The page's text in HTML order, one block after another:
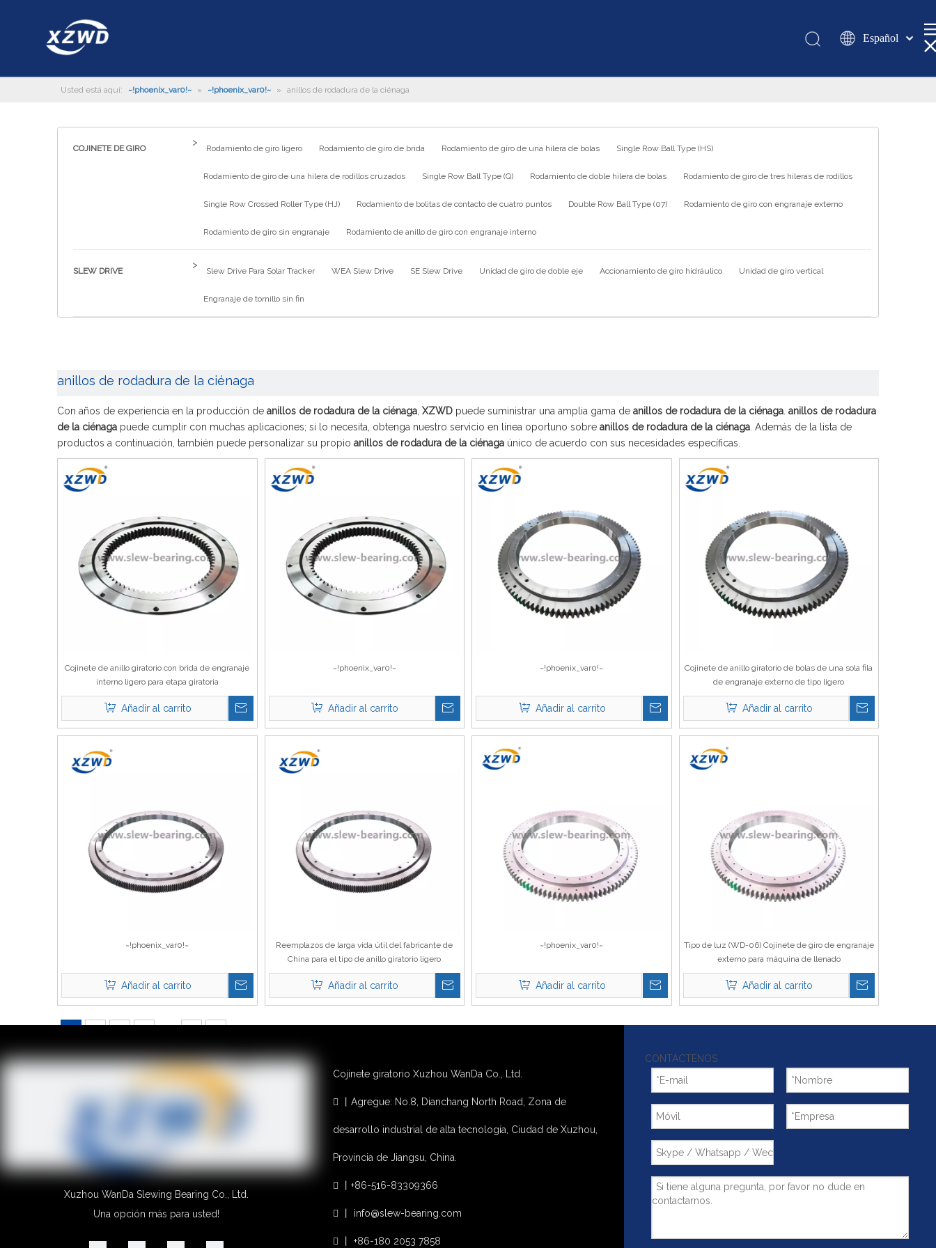
Español
românesc
Usted está aquí: ~!phoenix_var0!~ » ~!phoenix_var0!~ » anillos de rodadura de la ciénaga
COJINETE DE GIRO
>
Rodamiento de giro ligero Rodamiento de giro de brida Rodamiento de giro de una hilera de bolas Single Row Ball Type (HS)
Rodamiento de giro de una hilera de rodillos cruzados Single Row Ball Type (Q) Rodamiento de doble hilera de bolas Rodamiento de giro de tres hileras de rodillos
Single Row Crossed Roller Type (HJ) Rodamiento de bolitas de contacto de cuatro puntos Double Row Ball Type (07) Rodamiento de giro con engranaje externo
Rodamiento de giro sin engranaje Rodamiento de anillo de giro con engranaje interno
SLEW DRIVE
>
Slew Drive Para Solar Tracker WEA Slew Drive SE Slew Drive Unidad de giro de doble eje Accionamiento de giro hidráulico Unidad de giro vertical
Engranaje de tornillo sin fin
anillos de rodadura de la ciénaga
Con años de experiencia en la producción de anillos de rodadura de la ciénaga XZWD puede suministrar una amplia gama de anillos de rodadura de la ciénaga anillos de rodadura
de la ciénaga puede cumplir con muchas aplicaciones; si lo necesita, obtenga nuestro servicio en línea oportuno sobre anillos de rodadura de la ciénaga . Además de la lista de
productos a continuación, también puede personalizar su propio anillos de rodadura de la ciénaga único de acuerdo con sus necesidades específicas.
Cojinete de anillo giratorio con brida de engranaje
interno ligero para etapa giratoria
Añadir al carrito
~!phoenix_var0!~
Añadir al carrito
~!phoenix_var0!~
Añadir al carrito
Cojinete de anillo giratorio de bolas de una sola fila
de engranaje externo de tipo ligero
Añadir al carrito
~!phoenix_var0!~
Añadir al carrito
Reemplazos de larga vida útil del fabricante de
China para el tipo de anillo giratorio ligero
Añadir al carrito
~!phoenix_var0!~
Añadir al carrito
Tipo de luz (WD-06) Cojinete de giro de engranaje
externo para máquina de llenado
Añadir al carrito
Xuzhou WanDa Slewing Bearing Co., Ltd.
Una opción más para usted!
Cojinete giratorio Xuzhou WanDa Co., Ltd.
 丨Agregue: No.8, Dianchang North Road, Zona de
desarrollo industrial de alta tecnología, Ciudad de Xuzhou,
Provincia de Jiangsu, China.
 丨+86-516-83309366
 info@slew-bearing.com
 丨 +86-180 2053 7858
CONTÁCTENOS